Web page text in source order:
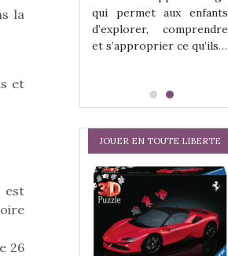
la
et
est
26
qui permet aux enfants
d’explorer, comprendre
et s’approprier ce qu’ils…
JOUER EN TOUTE LIBERTE